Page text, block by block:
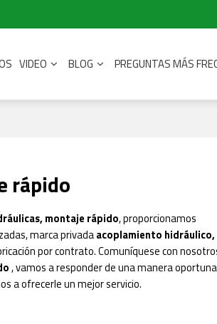
VIDEO BLOG PREGUNTAS MÁS
rápido
montaje rápido, proporcionamos
marca privadaacoplamiento hidráulico,
por contrato. Comuníquese con
, vamos a responder de una manera
a ofrecerle un mejor servicio.